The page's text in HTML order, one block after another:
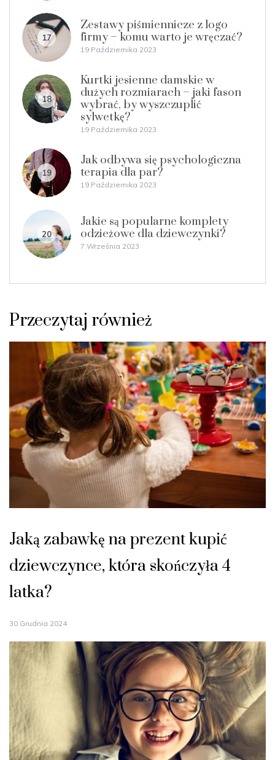
17
Zestawy piśmiennicze z logo
firmy – komu warto je wręczać?
19 Października 2023
18
Kurtki jesienne damskie w
dużych rozmiarach – jaki fason
wybrać, by wyszczuplić
sylwetkę?
19 Października 2023
19
Jak odbywa się psychologiczna
terapia dla par?
19 Października 2023
20
Jakie są popularne komplety
odzieżowe dla dziewczynki?
7 Września 2023
Przeczytaj również
Jaką zabawkę na prezent kupić
dziewczynce, która skończyła 4
latka?
30 Grudnia 2024